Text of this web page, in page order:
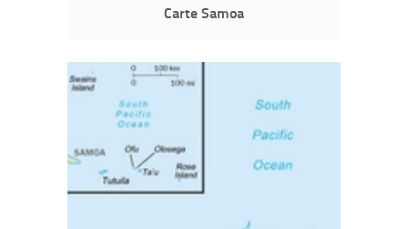
Carte Samoa